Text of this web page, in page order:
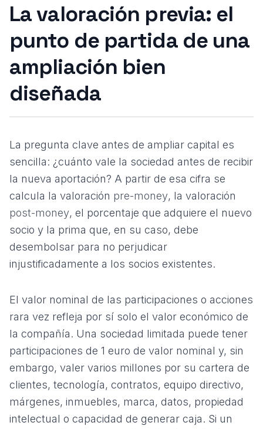
La valoración previa: el
punto de partida de una
ampliación bien
diseñada
La pregunta clave antes de ampliar capital es
sencilla: ¿cuánto vale la sociedad antes de recibir
la nueva aportación? A partir de esa cifra se
calcula la valoración pre-money, la valoración
post-money, el porcentaje que adquiere el nuevo
socio y la prima que, en su caso, debe
desembolsar para no perjudicar
injustificadamente a los socios existentes.
El valor nominal de las participaciones o acciones
rara vez refleja por sí solo el valor económico de
la compañía. Una sociedad limitada puede tener
participaciones de 1 euro de valor nominal y, sin
embargo, valer varios millones por su cartera de
clientes, tecnología, contratos, equipo directivo,
márgenes, inmuebles, marca, datos, propiedad
intelectual o capacidad de generar caja. Si un